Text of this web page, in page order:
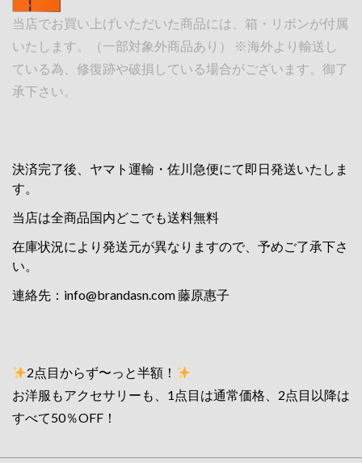
当店でお買い上げいただいた商品には、箱・リボンが付属
いたします。（一部対象外商品あり） ※海外より輸送し
ている為、修復跡や破損している場合がございます。御了
承下さい。
決済完了後、ヤマト運輸・佐川急便にて即日発送いたしま
す。
当店は全商品国内どこでも送料無料
在庫状況により発送元が異なりますので、予めご了承下さ
い。
連絡先： info@brandasn.com藤原惠子
2点目からず〜っと半額！
お洋服もアクセサリーも、1点目は通常価格、2点目以降は
すべて50％OFF！